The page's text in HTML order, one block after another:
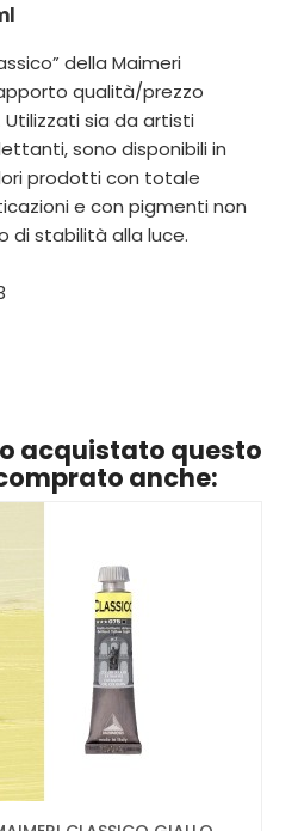
della Maimeri
qualità/prezzo
sia da artisti
sono disponibili in
prodotti con totale
e con pigmenti non
di stabilità alla luce.
acquistato questo
anche: